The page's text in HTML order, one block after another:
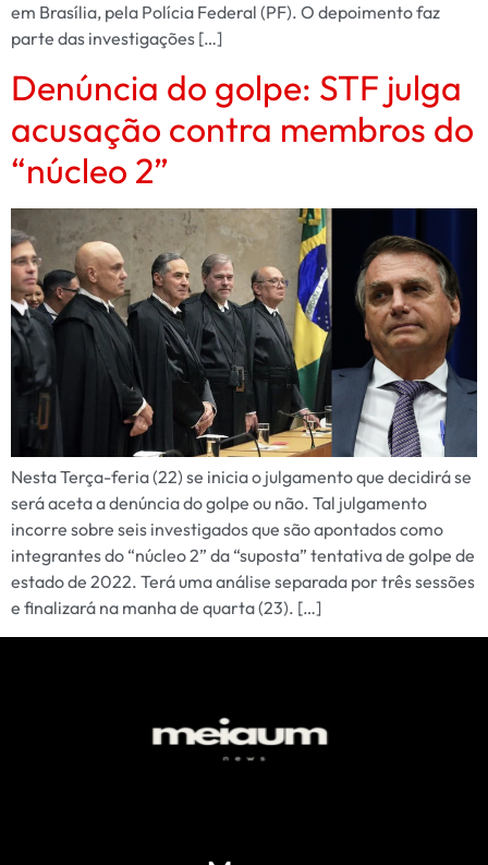
em Brasília, pela Polícia Federal (PF). O depoimento faz
parte das investigações […]
Denúncia do golpe: STF julga
acusação contra membros do
“núcleo 2”
Nesta Terça-feria (22) se inicia o julgamento que decidirá se
será aceta a denúncia do golpe ou não. Tal julgamento
incorre sobre seis investigados que são apontados como
integrantes do “núcleo 2” da “suposta” tentativa de golpe de
estado de 2022. Terá uma análise separada por três sessões
e finalizará na manha de quarta (23). […]